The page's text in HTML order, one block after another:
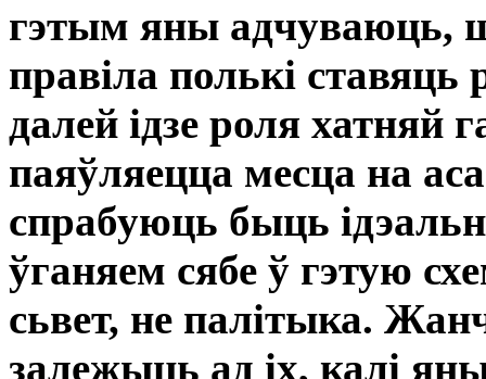
гэтым яны адчуваюць,
правіла полькі
далей ідзе роля хатняй
паяўляецца месца на
спрабуюць быць
ўганяем сябе ў гэтую
сьвет, не палітыка.
залежыць ад іх, калі